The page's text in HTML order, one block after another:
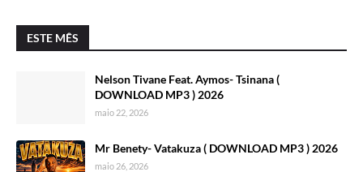
ESTE MÊS
Nelson Tivane Feat. Aymos- Tsinana (
DOWNLOAD MP3 ) 2026
maio 22, 2026
Mr Benety- Vatakuza ( DOWNLOAD MP3 ) 2026
maio 26, 2026